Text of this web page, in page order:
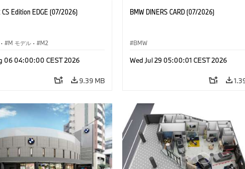
CS Edition EDGE (07/2026)
· M モデル · M2
06 04:00:00 CEST 2026
9.39 MB
BMW DINERS CARD (07/2026)
BMW
Wed Jul 29 05:00:01 CEST 2026